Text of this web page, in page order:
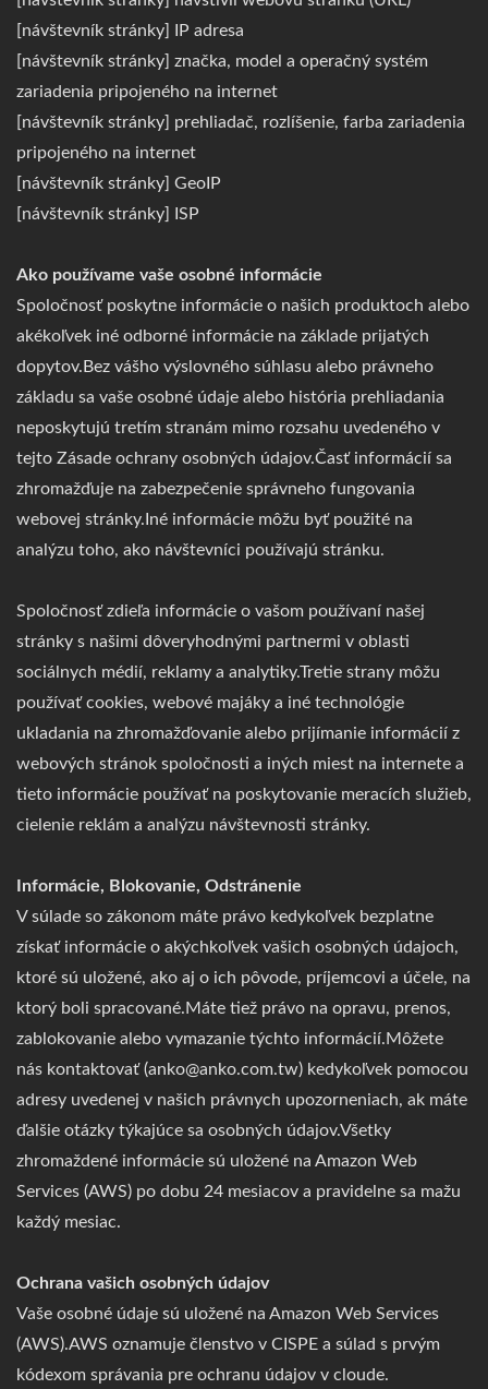
[návštevník stránky] IP adresa
[návštevník stránky] značka, model a operačný systém
zariadenia pripojeného na internet
[návštevník stránky] prehliadač, rozlíšenie, farba zariadenia
pripojeného na internet
[návštevník stránky] GeoIP
[návštevník stránky] ISP
Ako používame vaše osobné informácie
Spoločnosť poskytne informácie o našich produktoch alebo
akékoľvek iné odborné informácie na základe prijatých
dopytov.Bez vášho výslovného súhlasu alebo právneho
základu sa vaše osobné údaje alebo história prehliadania
neposkytujú tretím stranám mimo rozsahu uvedeného v
tejto Zásade ochrany osobných údajov.Časť informácií sa
zhromažďuje na zabezpečenie správneho fungovania
webovej stránky.Iné informácie môžu byť použité na
analýzu toho, ako návštevníci používajú stránku.
Spoločnosť zdieľa informácie o vašom používaní našej
stránky s našimi dôveryhodnými partnermi v oblasti
sociálnych médií, reklamy a analytiky.Tretie strany môžu
používať cookies, webové majáky a iné technológie
ukladania na zhromažďovanie alebo prijímanie informácií z
webových stránok spoločnosti a iných miest na internete a
tieto informácie používať na poskytovanie meracích služieb,
cielenie reklám a analýzu návštevnosti stránky.
Informácie, Blokovanie, Odstránenie
V súlade so zákonom máte právo kedykoľvek bezplatne
získať informácie o akýchkoľvek vašich osobných údajoch,
ktoré sú uložené, ako aj o ich pôvode, príjemcovi a účele, na
ktorý boli spracované.Máte tiež právo na opravu, prenos,
zablokovanie alebo vymazanie týchto informácií.Môžete
nás kontaktovať (anko@anko.com.tw) kedykoľvek pomocou
adresy uvedenej v našich právnych upozorneniach, ak máte
ďalšie otázky týkajúce sa osobných údajov.Všetky
zhromaždené informácie sú uložené na Amazon Web
Services (AWS) po dobu 24 mesiacov a pravidelne sa mažu
každý mesiac.
Ochrana vašich osobných údajov
Vaše osobné údaje sú uložené na Amazon Web Services
(AWS).AWS oznamuje členstvo v CISPE a súlad s prvým
kódexom správania pre ochranu údajov v cloude.